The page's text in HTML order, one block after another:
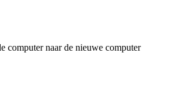
computer naar de nieuwe computer